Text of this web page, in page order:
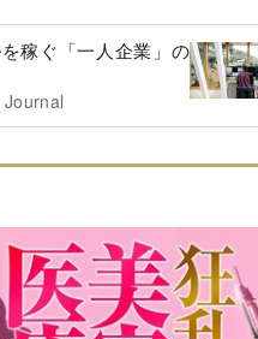
稼ぐ「一人企業」の